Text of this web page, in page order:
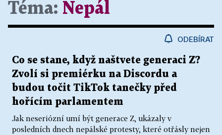
Téma: Nepál
ODEBÍRAT
Co se stane, když naštvete generaci Z?
Zvolí si premiérku na Discordu a
budou točit TikTok tanečky před
hořícím parlamentem
Jak neseriózní umí být generace Z, ukázaly v
posledních dnech nepálské protesty, které otřásly nejen